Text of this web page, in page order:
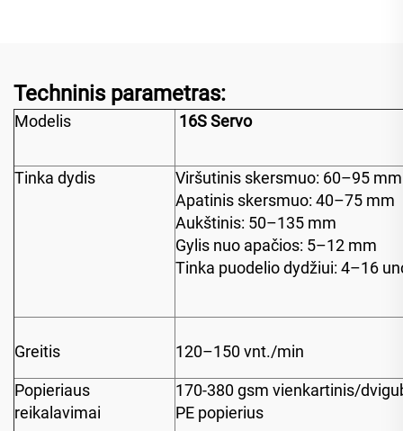
Techninis parametras:
Modelis 16S Servo
Tinka dydis
Viršutinis skersmuo: 60–95 mm
Apatinis skersmuo: 40–75 mm
Aukštinis: 50–135 mm
Gylis nuo apačios: 5–12 mm
Tinka puodelio dydžiui: 4–16
Greitis 120–150 vnt./min
Popieriaus
reikalavimai
170-380 gsm vienkartinis/
PE popierius